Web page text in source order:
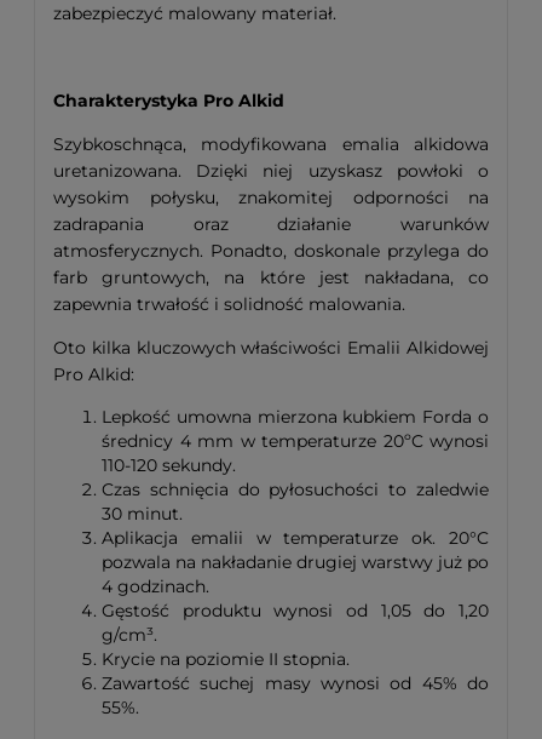
zabezpieczyć malowany materiał.
Charakterystyka Pro Alkid
Szybkoschnąca, modyfikowana emalia alkidowa
uretanizowana. Dzięki niej uzyskasz powłoki o
wysokim połysku, znakomitej odporności na
zadrapania oraz działanie warunków
atmosferycznych. Ponadto, doskonale przylega do
farb gruntowych, na które jest nakładana, co
zapewnia trwałość i solidność malowania.
Oto kilka kluczowych właściwości Emalii Alkidowej
Pro Alkid:
Lepkość umowna mierzona kubkiem Forda o
średnicy 4 mm w temperaturze 20ºC wynosi
110-120 sekundy.
Czas schnięcia do pyłosuchości to zaledwie
30 minut.
Aplikacja emalii w temperaturze ok. 20°C
pozwala na nakładanie drugiej warstwy już po
4 godzinach.
Gęstość produktu wynosi od 1,05 do 1,20
g/cm³.
Krycie na poziomie II stopnia.
Zawartość suchej masy wynosi od 45% do
55%.